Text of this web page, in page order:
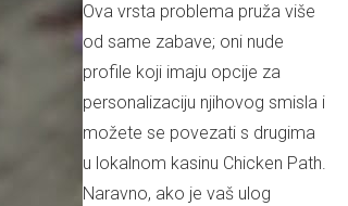
Ova vrsta problema pruža više
od same zabave; oni nude
profile koji imaju opcije za
personalizaciju njihovog smisla i
možete se povezati s drugima
u lokalnom kasinu Chicken Path.
Naravno, ako je vaš ulog